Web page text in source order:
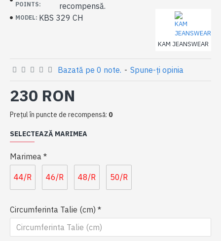
POINTS:
recompensă.
MODEL: KBS 329 CH
KAM JEANSWEAR
Bazată pe 0 note. - Spune-ţi opinia
230 RON
Preţul în puncte de recompensă: 0
SELECTEAZĂ MARIMEA
Marimea
44/R 46/R 48/R 50/R
Circumferinta Talie (cm)